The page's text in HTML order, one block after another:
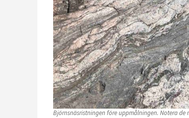
Björnsnäsristningen före uppmålningen. Notera de